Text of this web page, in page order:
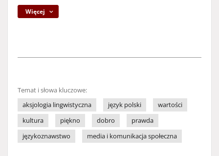
Więcej
Temat i słowa kluczowe:
aksjologia lingwistyczna
język polski
wartości
kultura
piękno dobro
prawda
językoznawstwo
media i komunikacja społeczna